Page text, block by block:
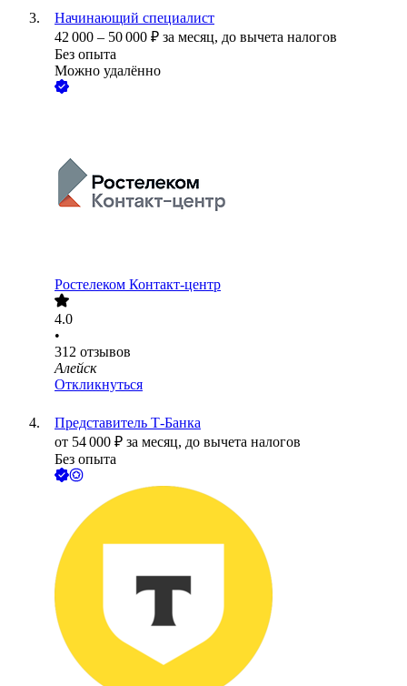
Начинающий специалист
42 000 – 50 000 ₽ за месяц, до вычета налогов
Без опыта
Можно удалённо
Ростелеком Контакт-центр
4.0
•
312 отзывов
Алейск
Откликнуться
Представитель Т-Банка
от 54 000 ₽ за месяц, до вычета налогов
Без опыта